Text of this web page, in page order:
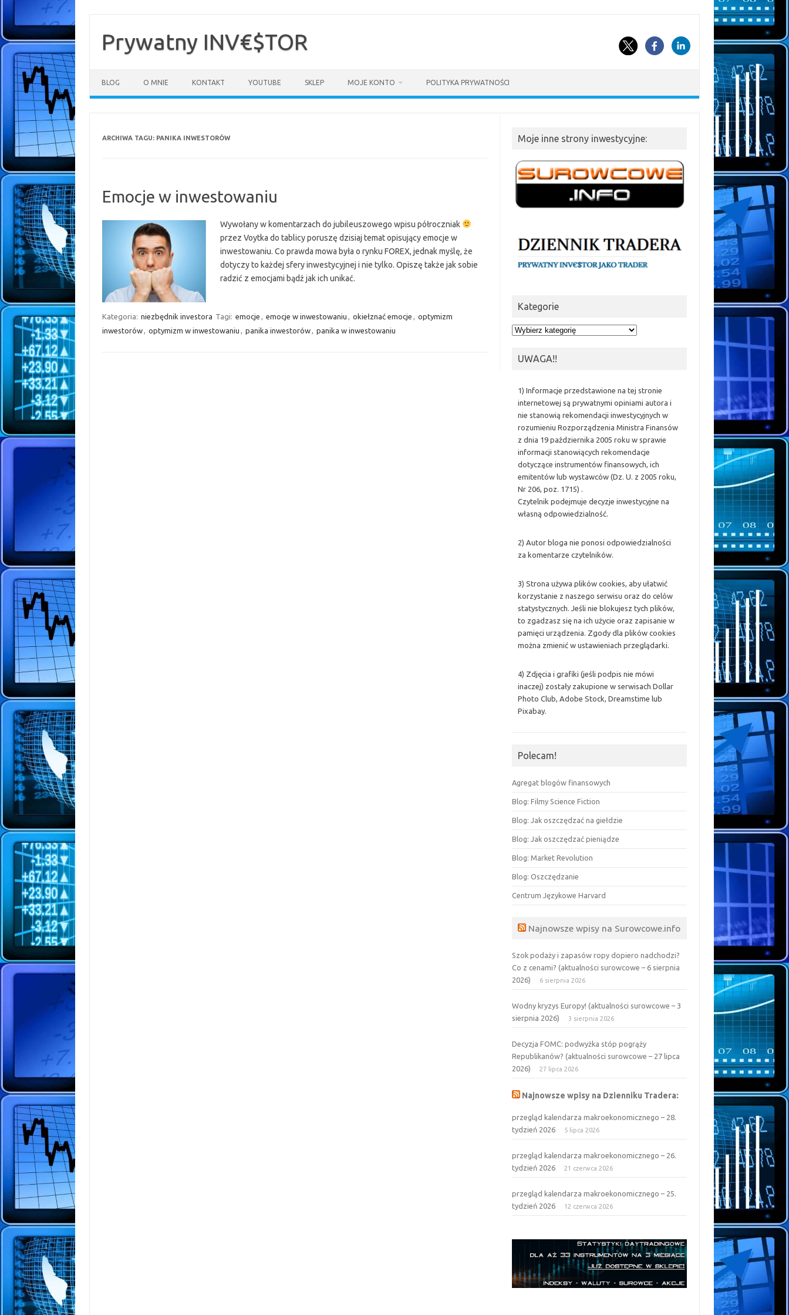
treściPrywatny INV€$TOR
BLOG O MNIE KONTAKT YOUTUBE SKLEP MOJE KONTO POLITYKA PRYWATNOŚCI
ARCHIWA TAGU: PANIKA INWESTORÓW
Emocje w inwestowaniu
Wywołany w komentarzach do jubileuszowego wpisu półroczniak
przez Voytka do tablicy poruszę dzisiaj temat opisujący emocje w
inwestowaniu. Co prawda mowa była o rynku FOREX, jednak myślę, że
dotyczy to każdej sfery inwestycyjnej i nie tylko. Opiszę także jak sobie
radzić z emocjami bądź jak ich unikać.
Kategoria: niezbędnik investora Tagi: emocje , emocje w inwestowaniu , okiełznać emocje , optymizm
inwestorów, optymizm w inwestowaniu , panika inwestorów, panika w inwestowaniu
Moje inne strony inwestycyjne:
Kategorie
Kategorie
UWAGA!!
1) Informacje przedstawione na tej stronie
internetowej są prywatnymi opiniami autora i
nie stanowią rekomendacji inwestycyjnych w
rozumieniu Rozporządzenia Ministra Finansów
z dnia 19 października 2005 roku w sprawie
informacji stanowiących rekomendacje
dotyczące instrumentów finansowych, ich
emitentów lub wystawców (Dz. U. z 2005 roku,
Nr 206, poz. 1715) .
Czytelnik podejmuje decyzje inwestycyjne na
własną odpowiedzialność.
2) Autor bloga nie ponosi odpowiedzialności
za komentarze czytelników.
3) Strona używa plików cookies, aby ułatwić
korzystanie z naszego serwisu oraz do celów
statystycznych. Jeśli nie blokujesz tych plików,
to zgadzasz się na ich użycie oraz zapisanie w
pamięci urządzenia. Zgody dla plików cookies
można zmienić w ustawieniach przeglądarki.
4) Zdjęcia i grafiki (jeśli podpis nie mówi
inaczej) zostały zakupione w serwisach Dollar
Photo Club, Adobe Stock, Dreamstime lub
Pixabay.
Polecam!
Agregat blogów finansowych
Blog: Filmy Science Fiction
Blog: Jak oszczędzać na giełdzie
Blog: Jak oszczędzać pieniądze
Blog: Market Revolution
Blog: Oszczędzanie
Centrum Językowe Harvard
Najnowsze wpisy na Surowcowe.info
Szok podaży i zapasów ropy dopiero nadchodzi?
Co z cenami? (aktualności surowcowe – 6 sierpnia
2026)
6 sierpnia 2026
Wodny kryzys Europy! (aktualności surowcowe – 3
sierpnia 2026)
3 sierpnia 2026
Decyzja FOMC: podwyżka stóp pogrąży
Republikanów? (aktualności surowcowe – 27 lipca
2026)
27 lipca 2026
Najnowsze wpisy na Dzienniku Tradera:
przegląd kalendarza makroekonomicznego – 28.
tydzień 2026
5 lipca 2026
przegląd kalendarza makroekonomicznego – 26.
tydzień 2026
21 czerwca 2026
przegląd kalendarza makroekonomicznego – 25.
tydzień 2026
12 czerwca 2026